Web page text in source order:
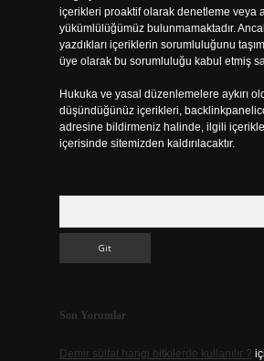
içerikleri proaktif olarak denetleme veya
yükümlülüğümüz bulunmamaktadır.
yazdıkları içeriklerin sorumluluğunu
üye olarak bu sorumluluğu kabul etmiş
Hukuka ve yasal düzenlemelere aykırı
düşündüğünüz içerikleri,
adresine bildirmeniz halinde, ilgili
içerisinde sitemizden kaldırılacaktır.
Son Yorumlar
Demir sülfat hangi bitkilerde kullanılır ?